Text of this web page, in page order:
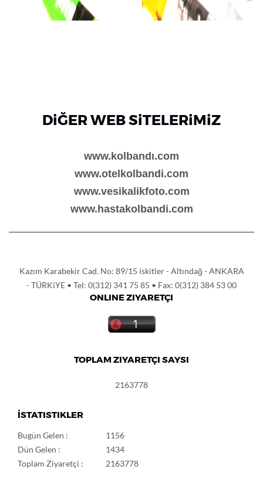
DiĞER WEB SiTELERiMiZ
www.kolbandı.com
www.otelkolbandi.com
www.vesikalikfoto.com
www.hastakolbandi.com
Kazım Karabekir Cad. No: 89/15 iskitler - Altındağ - ANKARA
- TÜRKiYE • Tel: 0(312) 341 75 85 • Fax: 0(312) 384 53 00
ONLINE ZIYARETÇI
TOPLAM ZIYARETÇI SAYSI
2163778
İSTATISTIKLER
Bugün Gelen :
1156
Dün Gelen :
1434
Toplam Ziyaretçi :
2163778